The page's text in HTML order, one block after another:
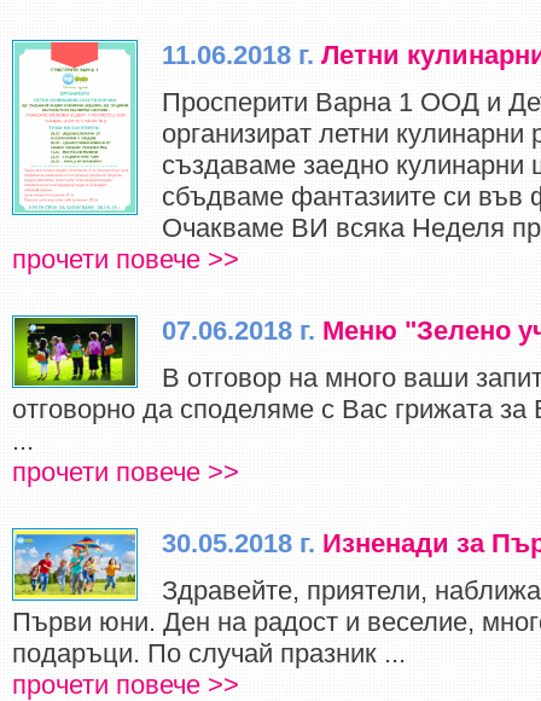
11.06.2018 г. Летни
Просперити Варна 1 ООД и
организират летни
създаваме заедно
сбъдваме фантазиите си във
Очакваме ВИ всяка Неделя
прочети повече >>
07.06.2018 г. Меню "Зелено
В отговор на много ваши
отговорно да споделяме с Вас грижата
...
прочети повече >>
30.05.2018 г. Изненади за
Здравейте, приятели,
Първи юни. Ден на радост и веселие,
подаръци. По случай празник ...
прочети повече >>